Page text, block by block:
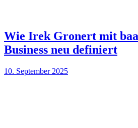
Wie Irek Gronert mit
Business neu definiert
10. September 2025